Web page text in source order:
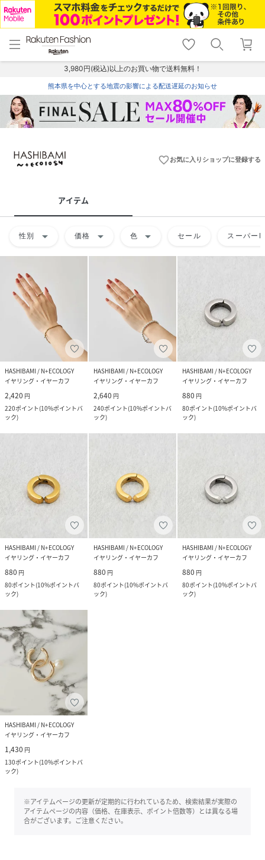
menu home
トップ
shopping_cart lock_outline
ログイン
3,980円(税込)以上のお買い物で送料無料！
熊本県を中心とする地震の影響による配送遅延のお知らせ
favorite_borderお気に入りショップに登録する
アイテム
性別 arrow_drop_down 価格 arrow_drop_down 色 arrow_drop_down セール スーパー
HASHIBAMI / N+ECOLOGY
イヤリング・イヤーカフ
2,420 円
220ポイント(10%ポイントバ
ック)
HASHIBAMI / N+ECOLOGY
イヤリング・イヤーカフ
2,640 円
240ポイント(10%ポイントバ
ック)
HASHIBAMI / N+ECOLOGY
イヤリング・イヤーカフ
880 円
80ポイント(10%ポイントバ
ック)
HASHIBAMI / N+ECOLOGY
イヤリング・イヤーカフ
880 円
80ポイント(10%ポイントバ
ック)
HASHIBAMI / N+ECOLOGY
イヤリング・イヤーカフ
880 円
80ポイント(10%ポイントバ
ック)
HASHIBAMI / N+ECOLOGY
イヤリング・イヤーカフ
880 円
80ポイント(10%ポイントバ
ック)
HASHIBAMI / N+ECOLOGY
イヤリング・イヤーカフ
1,430 円
130ポイント(10%ポイントバ
ック)
※アイテムページの更新が定期的に行われているため、検索結果が実際の
アイテムページの内容（価格、在庫表示、ポイント倍数等）とは異なる場
合がございます。ご注意ください。